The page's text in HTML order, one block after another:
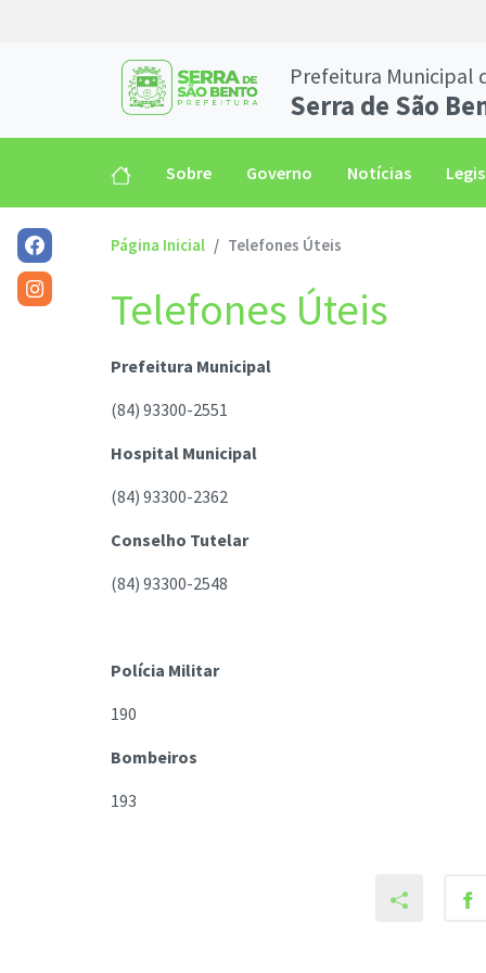
Prefeitura Municipal
Serra de São
Sobre Governo Notícias
Página Inicial Telefones Úteis
Telefones Úteis
Prefeitura Municipal
(84) 93300-2551
Hospital Municipal
(84) 93300-2362
Conselho Tutelar
(84) 93300-2548
Polícia Militar
190
Bombeiros
193